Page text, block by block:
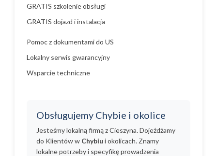
GRATIS szkolenie obsługi
GRATIS dojazd i instalacja
Pomoc z dokumentami do US
Lokalny serwis gwarancyjny
Wsparcie techniczne
Obsługujemy Chybie i okolice
Jesteśmy lokalną firmą z Cieszyna. Dojeżdżamy
do Klientów w Chybiu i okolicach. Znamy
lokalne potrzeby i specyfikę prowadzenia